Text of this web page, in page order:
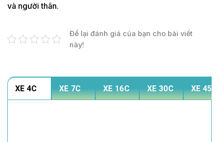
và người thân.
Để lại đánh giá của bạn cho bài viết
này!
XE 4C XE 7C XE 16C XE 30C XE 45C